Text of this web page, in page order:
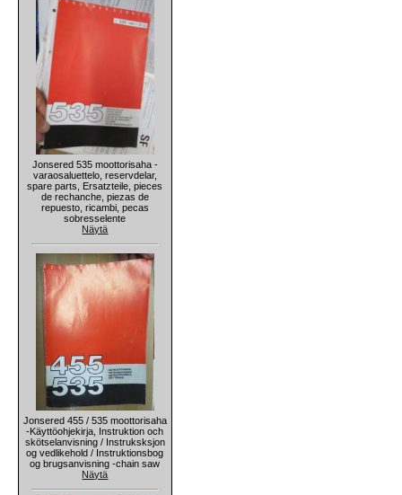
Jonsered 535 moottorisaha -
varaosaluettelo, reservdelar,
spare parts, Ersatzteile, pieces
de rechanche, piezas de
repuesto, ricambi, pecas
sobresselente
Näytä
Jonsered 455 / 535 moottorisaha
-Käyttöohjekirja, Instruktion och
skötselanvisning / Instruksksjon
og vedlikehold / Instruktionsbog
og brugsanvisning -chain saw
Näytä